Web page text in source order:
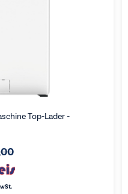
Top-Lader -